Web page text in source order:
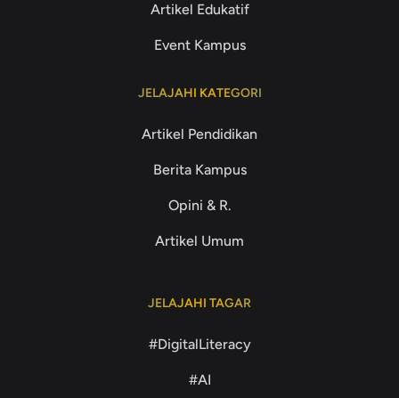
Artikel Edukatif
Event Kampus
JELAJAHI KATEGORI
Artikel Pendidikan
Berita Kampus
Opini & R.
Artikel Umum
JELAJAHI TAGAR
#DigitalLiteracy
#AI